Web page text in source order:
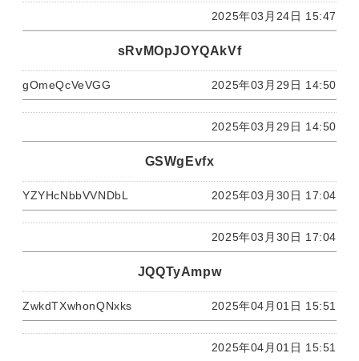
2025年03月24日 15:47
sRvMOpJOYQAkVf
gOmeQcVeVGG 2025年03月29日 14:50
2025年03月29日 14:50
GSWgEvfx
YZYHcNbbVVNDbL 2025年03月30日 17:04
2025年03月30日 17:04
JQQTyAmpw
ZwkdTXwhonQNxks 2025年04月01日 15:51
2025年04月01日 15:51